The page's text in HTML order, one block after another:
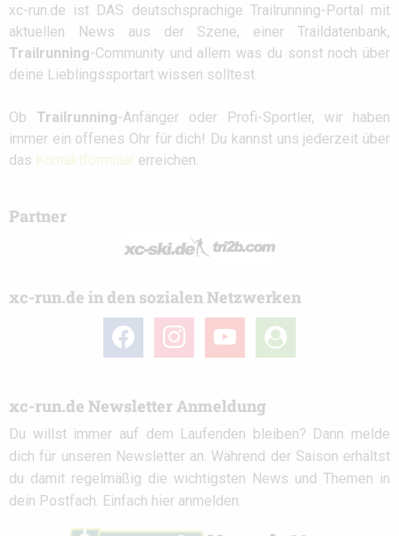
xc-run.de ist DAS deutschsprachige Trailrunning-Portal mit
aktuellen News aus der Szene, einer Traildatenbank,
Trailrunning-Community und allem was du sonst noch über
deine Lieblingssportart wissen solltest.
Ob Trailrunning-Anfänger oder Profi-Sportler, wir haben
immer ein offenes Ohr für dich! Du kannst uns jederzeit über
das Kontaktformular erreichen.
Partner
xc-run.de in den sozialen Netzwerken
facebook instagramyoutube
user-
circle
xc-run.de Newsletter Anmeldung
Du willst immer auf dem Laufenden bleiben? Dann melde
dich für unseren Newsletter an. Während der Saison erhältst
du damit regelmäßig die wichtigsten News und Themen in
dein Postfach. Einfach hier anmelden: